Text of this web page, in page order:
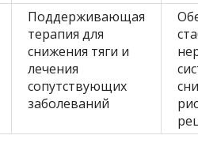
Поддерживающая
терапия для
снижения тяги и
лечения
сопутствующих
заболеваний